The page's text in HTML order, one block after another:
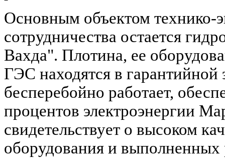
Основным объектом технико-
сотрудничества остается
Вахда". Плотина, ее
ГЭС находятся в гарантийной
бесперебойно работает,
процентов электроэнергии
свидетельствует о высоком
оборудования и выполненных